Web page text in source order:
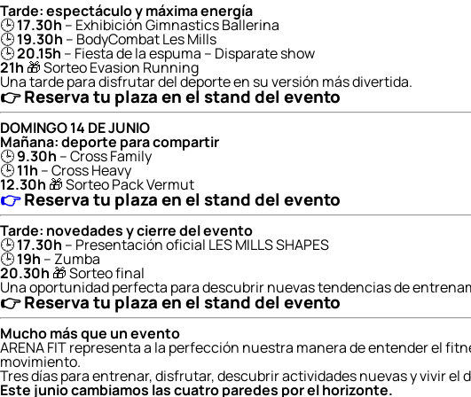
Tarde: espectáculo y máxima energía
🕒17.30h– Exhibición Gimnastics Ballerina
🕒19.30h – BodyCombat Les Mills
🕒20.15h – Fiesta de la espuma – Disparate show
21h 🎁 Sorteo Evasion Running
Una tarde para disfrutar del deporte en su versión más divertida.
👉Reserva tu plaza en el stand del evento
DOMINGO 14 DE JUNIO
Mañana: deporte para compartir
🕒9.30h – Cross Family
🕒11h – Cross Heavy
12.30h 🎁 Sorteo Pack Vermut
👉Reserva tu plaza en el stand del evento
Tarde: novedades y cierre del evento
🕒17.30h – Presentación oficial LES MILLS SHAPES
🕒19h – Zumba
20.30h 🎁 Sorteo final
Una oportunidad perfecta para descubrir nuevas tendencias de
👉Reserva tu plaza en el stand del evento
Mucho más que un evento
ARENA FIT representa a la perfección nuestra manera de entender el
movimiento.
Tres días para entrenar, disfrutar, descubrir actividades nuevas y vivir el
Este junio cambiamos las cuatro paredes por el horizonte.